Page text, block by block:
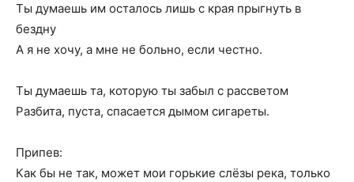
Ты думаешь им осталось лишь с края прыгнуть в
бездну
А я не хочу, а мне не больно, если честно.
Ты думаешь та, которую ты забыл с рассветом
Разбита, пуста, спасается дымом сигареты.
Припев:
Как бы не так, может мои горькие слёзы река, только